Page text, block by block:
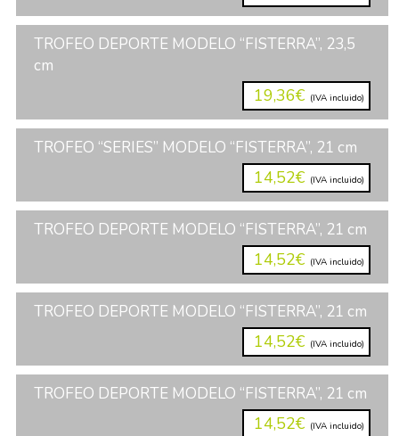
TROFEO DEPORTE MODELO “FISTERRA”, 23,5
cm
19,36€ (IVA incluido)
TROFEO “SERIES” MODELO “FISTERRA”, 21 cm
14,52€ (IVA incluido)
TROFEO DEPORTE MODELO “FISTERRA”, 21 cm
14,52€ (IVA incluido)
TROFEO DEPORTE MODELO “FISTERRA”, 21 cm
14,52€ (IVA incluido)
TROFEO DEPORTE MODELO “FISTERRA”, 21 cm
14,52€ (IVA incluido)